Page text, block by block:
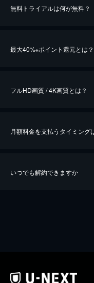
無料トライアルは何が無料？
最大40%※ポイント還元とは？
※40％ポイント還元の対象は、ク
フルHD画質 / 4K画質とは？
月額料金を支払うタイミング
いつでも解約できますか